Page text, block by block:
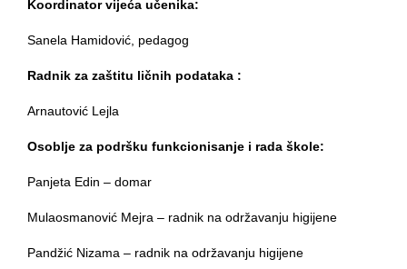
Koordinator vijeća učenika:
Sanela Hamidović, pedagog
Radnik za zaštitu ličnih podataka :
Arnautović Lejla
Osoblje za podršku funkcionisanje i rada škole:
Panjeta Edin – domar
Mulaosmanović Mejra – radnik na održavanju higijene
Pandžić Nizama – radnik na održavanju higijene